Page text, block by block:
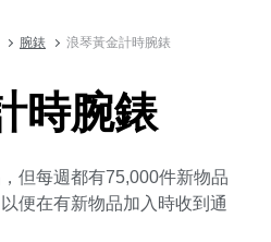
腕錶 浪琴黃金計時腕錶
時腕錶
但每週都有75,000件新物品
便在有新物品加入時收到通